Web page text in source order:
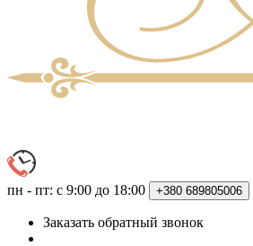
пн - пт: с 9:00 до 18:00 +380 689805006
Заказать обратный звонок